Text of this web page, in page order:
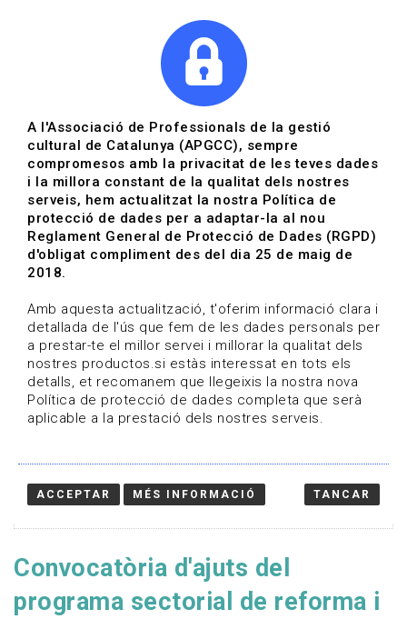
Convocatòries | Gestió
cultural
Data de publicació: 16-01-2026
HOME
Convocatòria d'ajuts del
programa sectorial de reforma i
A l'Associació de Professionals de la gestió
cultural de Catalunya (APGCC), sempre
compromesos amb la privacitat de les teves dades
i la millora constant de la qualitat dels nostres
serveis, hem actualitzat la nostra Política de
protecció de dades per a adaptar-la al nou
Reglament General de Protecció de Dades (RGPD)
d'obligat compliment des del dia 25 de maig de
2018.
Amb aquesta actualització, t'oferim informació clara i
detallada de l'ús que fem de les dades personals per
a prestar-te el millor servei i millorar la qualitat dels
nostres productos.si estàs interessat en tots els
detalls, et recomanem que llegeixis la nostra nova
Política de protecció de dades completa que serà
aplicable a la prestació dels nostres serveis.
ACCEPTAR MÉS INFORMACIÓ TANCAR